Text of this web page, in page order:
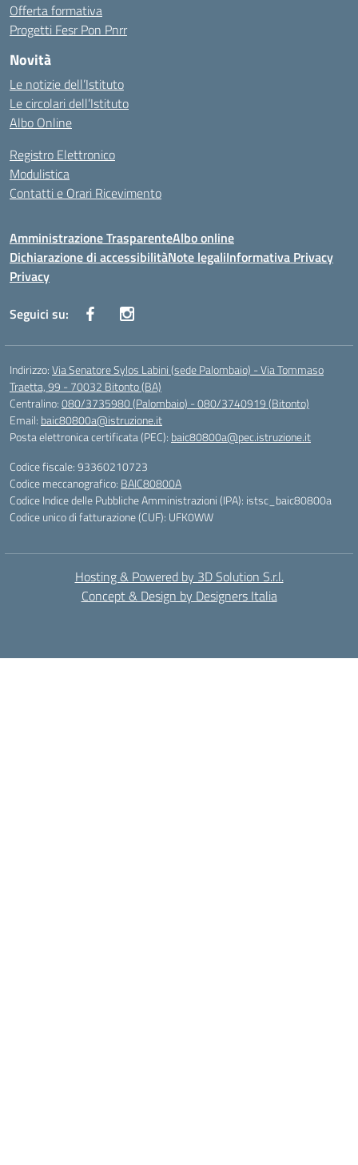
Offerta formativa
Progetti Fesr Pon Pnrr
Novità
Le notizie dell’Istituto
Le circolari dell’Istituto
Albo Online
Registro Elettronico
Modulistica
Contatti e Orari Ricevimento
Amministrazione TrasparenteAlbo online
Dichiarazione di accessibilitàNote legaliInformativa Privacy
Privacy
Seguici su:
Indirizzo:Via Senatore Sylos Labini (sede Palombaio) - Via Tommaso
Traetta, 99 - 70032 Bitonto (BA)
Centralino:080/3735980 (Palombaio) - 080/3740919 (Bitonto)
Email: baic80800a@istruzione.it
Posta elettronica certificata (PEC): baic80800a@pec.istruzione.it
Codice fiscale: 93360210723
Codice meccanografico: BAIC80800A
Codice Indice delle Pubbliche Amministrazioni (IPA): istsc_baic80800a
Codice unico di fatturazione (CUF): UFK0WW
Hosting & Powered by 3D Solution S.r.l.
Concept & Design by Designers Italia